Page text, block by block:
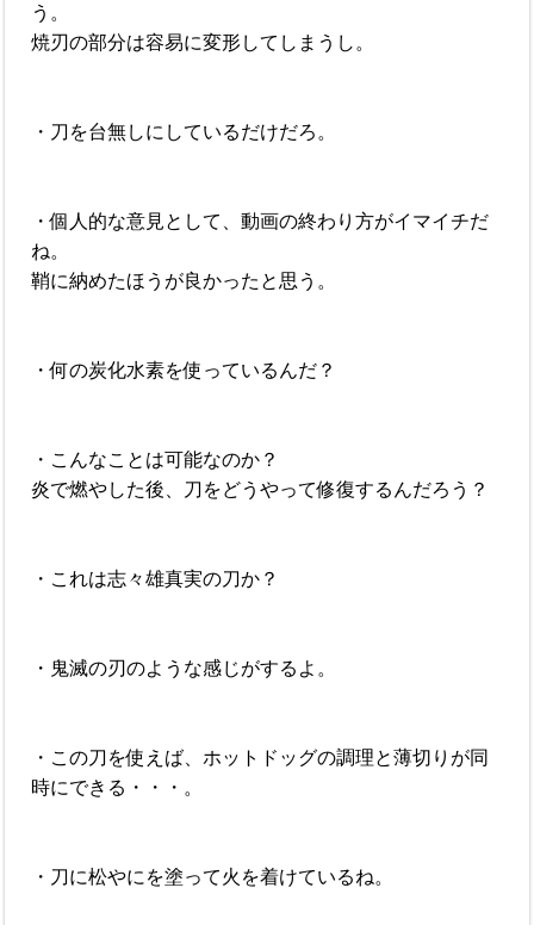
う。
焼刃の部分は容易に変形してしまうし。
・刀を台無しにしているだけだろ。
・個人的な意見として、動画の終わり方がイマイチだ
ね。
鞘に納めたほうが良かったと思う。
・何の炭化水素を使っているんだ？
・こんなことは可能なのか？
炎で燃やした後、刀をどうやって修復するんだろう？
・これは志々雄真実の刀か？
・鬼滅の刃のような感じがするよ。
・この刀を使えば、ホットドッグの調理と薄切りが同
時にできる・・・。
・刀に松やにを塗って火を着けているね。